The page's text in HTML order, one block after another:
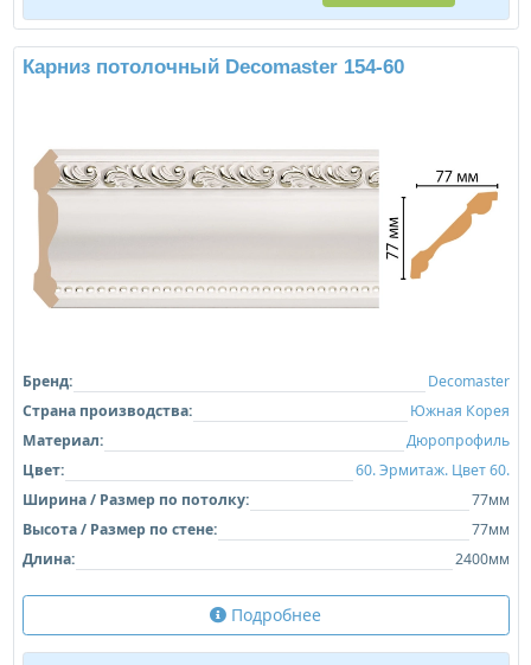
Карниз потолочный Decomaster 154-60
Бренд:
Decomaster
Страна производства:
Южная Корея
Материал:
Дюропрофиль
Цвет:
60. Эрмитаж. Цвет 60.
Ширина / Размер по потолку:
77мм
Высота / Размер по стене:
77мм
Длина:
2400мм
Подробнее